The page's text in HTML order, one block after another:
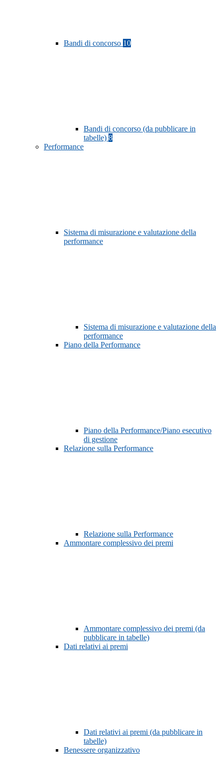
Bandi di concorso 10
Bandi di concorso (da pubblicare in
tabelle) 8
Performance
Sistema di misurazione e valutazione della
performance
Sistema di misurazione e valutazione della
performance
Piano della Performance
Piano della Performance/Piano esecutivo
di gestione
Relazione sulla Performance
Relazione sulla Performance
Ammontare complessivo dei premi
Ammontare complessivo dei premi (da
pubblicare in tabelle)
Dati relativi ai premi
Dati relativi ai premi (da pubblicare in
tabelle)
Benessere organizzativo